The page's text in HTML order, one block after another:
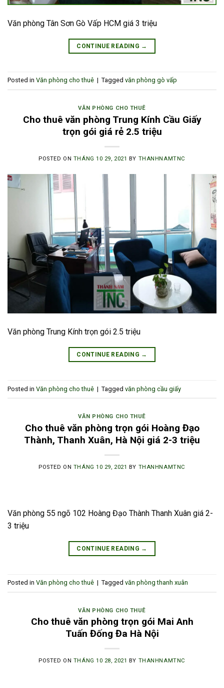
Văn phòng Tân Sơn Gò Vấp HCM giá 3 triệu
CONTINUE READING →
Posted in Văn phòng cho thuê | Tagged văn phòng gò vấp
VĂN PHÒNG CHO THUÊ
Cho thuê văn phòng Trung Kính Cầu Giấy
trọn gói giá rẻ 2.5 triệu
POSTED ON THÁNG 10 29, 2021 BY THANHNAMTNC
Văn phòng Trung Kính trọn gói 2.5 triệu
CONTINUE READING →
Posted in Văn phòng cho thuê | Tagged văn phòng cầu giấy
VĂN PHÒNG CHO THUÊ
Cho thuê văn phòng trọn gói Hoàng Đạo
Thành, Thanh Xuân, Hà Nội giá 2-3 triệu
POSTED ON THÁNG 10 29, 2021 BY THANHNAMTNC
Văn phòng 55 ngõ 102 Hoàng Đạo Thành Thanh Xuân giá 2-
3 triệu
CONTINUE READING →
Posted in Văn phòng cho thuê | Tagged văn phòng thanh xuân
VĂN PHÒNG CHO THUÊ
Cho thuê văn phòng trọn gói Mai Anh
Tuấn Đống Đa Hà Nội
POSTED ON THÁNG 10 28, 2021 BY THANHNAMTNC